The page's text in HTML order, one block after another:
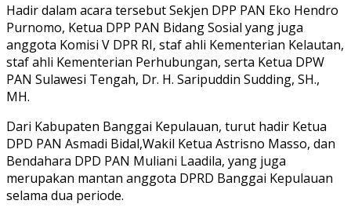
Hadir dalam acara tersebut Sekjen DPP PAN Eko Hendro
Purnomo, Ketua DPP PAN Bidang Sosial yang juga
anggota Komisi V DPR RI, staf ahli Kementerian Kelautan,
staf ahli Kementerian Perhubungan, serta Ketua DPW
PAN Sulawesi Tengah, Dr. H. Saripuddin Sudding, SH.,
MH.
Dari Kabupaten Banggai Kepulauan, turut hadir Ketua
DPD PAN Asmadi Bidal,Wakil Ketua Astrisno Masso, dan
Bendahara DPD PAN Muliani Laadila, yang juga
merupakan mantan anggota DPRD Banggai Kepulauan
selama dua periode.